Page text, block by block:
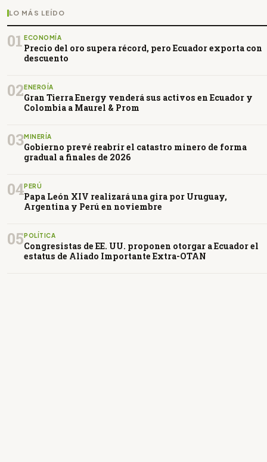
LO MÁS LEÍDO
01 ECONOMÍA
Precio del oro supera récord, pero Ecuador exporta con
descuento
02ENERGÍA
Gran Tierra Energy venderá sus activos en Ecuador y
Colombia a Maurel & Prom
03MINERÍA
Gobierno prevé reabrir el catastro minero de forma
gradual a finales de 2026
04PERÚ
Papa León XIV realizará una gira por Uruguay,
Argentina y Perú en noviembre
05POLÍTICA
Congresistas de EE. UU. proponen otorgar a Ecuador el
estatus de Aliado Importante Extra-OTAN